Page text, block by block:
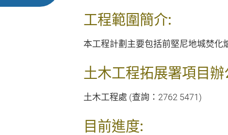
工程範圍簡介:
本工程計劃主要包括前堅尼地城焚化
土木工程拓展署項目辦
土木工程處 (查詢：2762 5471)
目前進度: